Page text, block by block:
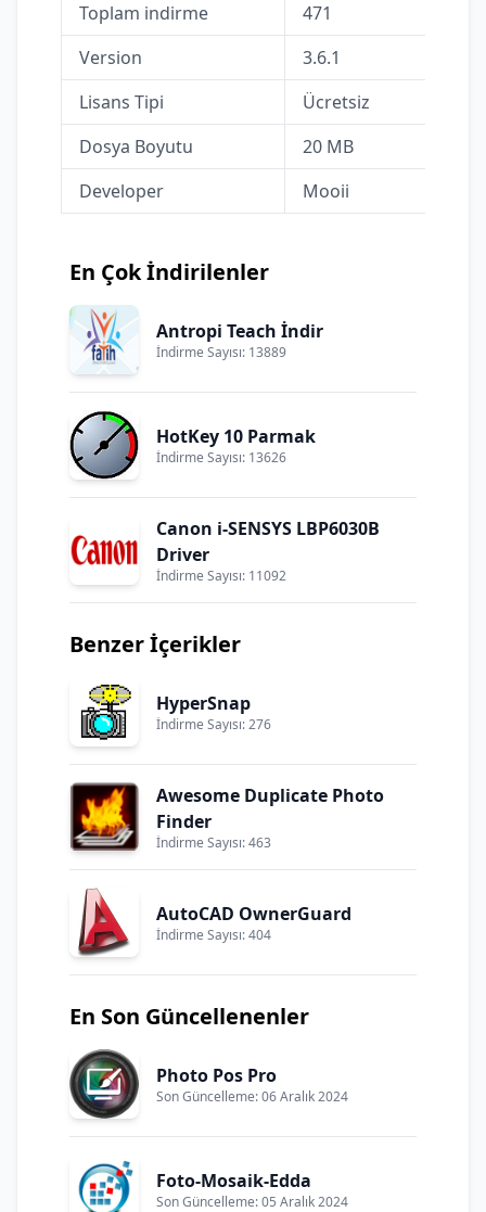
Toplam indirme
471
Version
3.6.1
Lisans Tipi
Ücretsiz
Dosya Boyutu
20 MB
Developer
Mooii
En Çok İndirilenler
Antropi Teach İndir
İndirme Sayısı: 13889
HotKey 10 Parmak
İndirme Sayısı: 13626
Canon i-SENSYS LBP6030B
Driver
İndirme Sayısı: 11092
Benzer İçerikler
HyperSnap
İndirme Sayısı: 276
Awesome Duplicate Photo
Finder
İndirme Sayısı: 463
AutoCAD OwnerGuard
İndirme Sayısı: 404
En Son Güncellenenler
Photo Pos Pro
Son Güncelleme: 06 Aralık 2024
Foto-Mosaik-Edda
Son Güncelleme: 05 Aralık 2024